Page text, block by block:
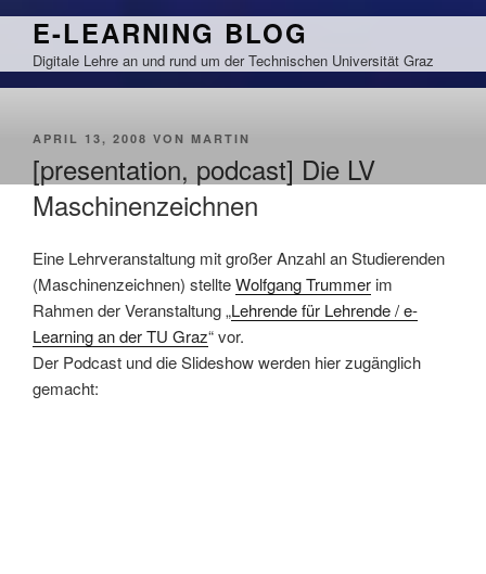
Zum
springen
E-LEARNING BLOG
Digitale Lehre an und rund um der Technischen Universität Graz
VERÖFFENTLICHT
APRIL 13, 2008 VON MARTIN
[presentation, podcast] Die LV
Maschinenzeichnen
Eine Lehrveranstaltung mit großer Anzahl an Studierenden
(Maschinenzeichnen) stellteWolfgang Trummer im
Rahmen der Veranstaltung „Lehrende für Lehrende / e-
Learning an der TU Graz“ vor.
Der Podcast und die Slideshow werden hier zugänglich
gemacht: